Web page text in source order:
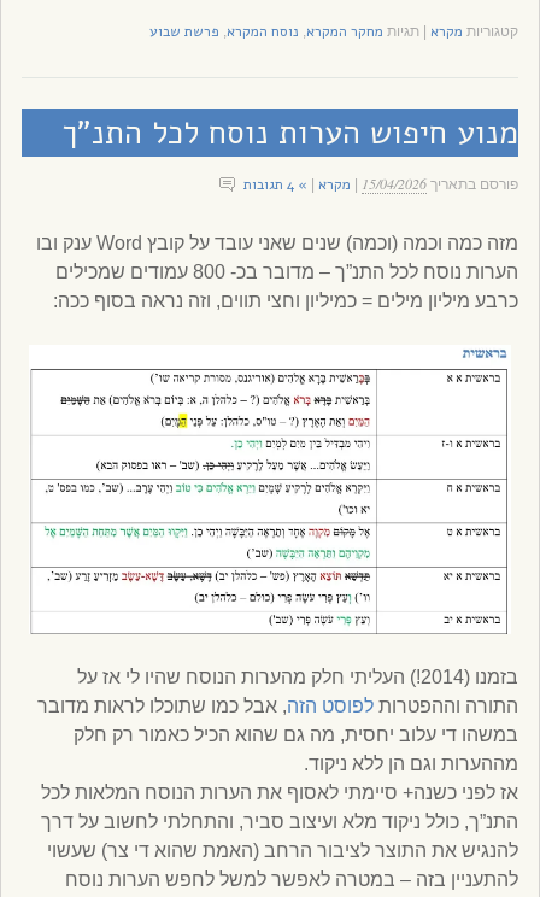
קטגוריות מקרא |תגיות מחקר המקרא, נוסח המקרא, פרשת שבוע
מנוע חיפוש הערות נוסח לכל התנ”ך
פורסם בתאריך15/04/2026 מקרא » 4 תגובות
מזה כמה וכמה (וכמה) שנים שאני עובד על קובץ Word ענק ובו
הערות נוסח לכל התנ”ך – מדובר בכ- 800 עמודים שמכילים
כרבע מיליון מילים = כמיליון וחצי תווים, וזה נראה בסוף ככה:
בזמנו (2014!) העליתי חלק מהערות הנוסח שהיו לי אז על
התורה וההפטרותלפוסט הזה, אבל כמו שתוכלו לראות מדובר
במשהו די עלוב יחסית, מה גם שהוא הכיל כאמור רק חלק
מההערות וגם הן ללא ניקוד.
אז לפני כשנה+ סיימתי לאסוף את הערות הנוסח המלאות לכל
התנ”ך, כולל ניקוד מלא ועיצוב סביר, והתחלתי לחשוב על דרך
להנגיש את התוצר לציבור הרחב (האמת שהוא די צר) שעשוי
להתעניין בזה – במטרה לאפשר למשל לחפש הערות נוסח